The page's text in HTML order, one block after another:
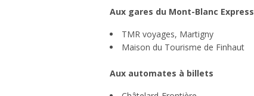
Aux gares du Mont-Blanc Express
TMR voyages, Martigny
Maison du Tourisme de Finhaut
Aux automates à billets